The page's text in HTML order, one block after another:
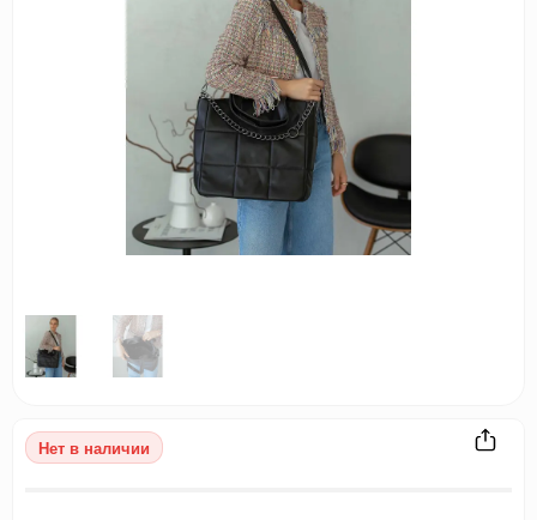
Нет в наличии